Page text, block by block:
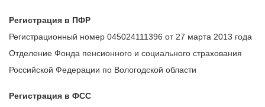
Регистрация в ПФР
Регистрационный номер 045024111396 от 27 марта 2013 года
Отделение Фонда пенсионного и социального страхования
Российской Федерации по Вологодской области
Регистрация в ФСС